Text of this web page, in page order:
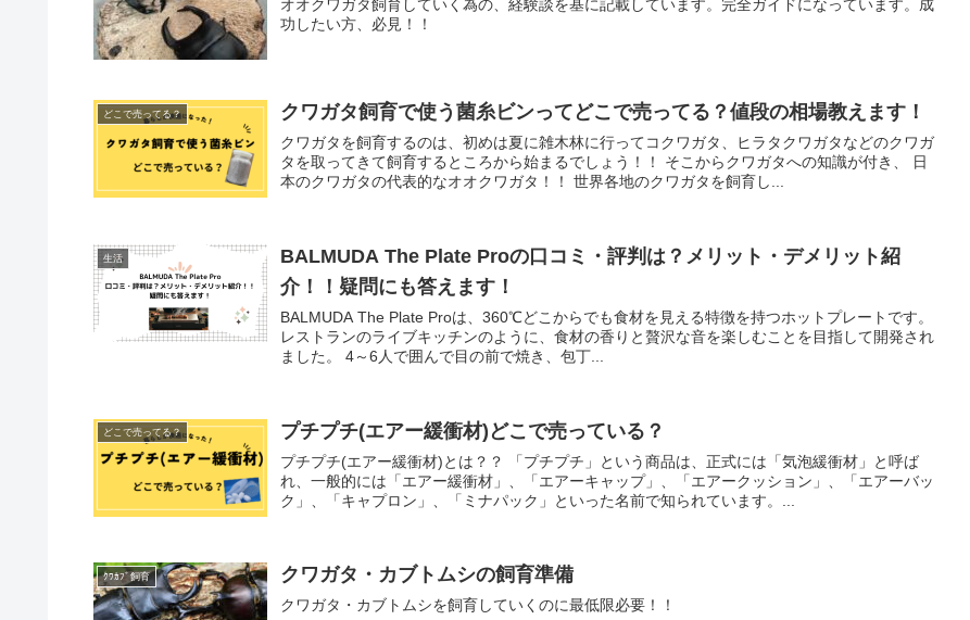
オオクワガタ飼育していく為の、経験談を基に記載しています。完全ガイドになっています。成
功したい方、必見！！
どこで売ってる？ クワガタ飼育で使う菌糸ビンってどこで売ってる？値段の相場教えます！
クワガタを飼育するのは、初めは夏に雑木林に行ってコクワガタ、ヒラタクワガタなどのクワガ
タを取ってきて飼育するところから始まるでしょう！！ そこからクワガタへの知識が付き、 日
本のクワガタの代表的なオオクワガタ！！ 世界各地のクワガタを飼育し...
生活
BALMUDA The Plate Proの口コミ・評判は？メリット・デメリット紹
介！！疑問にも答えます！
BALMUDA The Plate Proは、360℃どこからでも食材を見える特徴を持つホットプレートです。
レストランのライブキッチンのように、食材の香りと贅沢な音を楽しむことを目指して開発され
ました。 4～6人で囲んで目の前で焼き、包丁...
どこで売ってる？ プチプチ(エアー緩衝材)どこで売っている？
プチプチ(エアー緩衝材)とは？？ 「プチプチ」という商品は、正式には「気泡緩衝材」と呼ば
れ、一般的には「エアー緩衝材」、「エアーキャップ」、「エアークッション」、「エアーバッ
ク」、「キャプロン」、「ミナパック」といった名前で知られています。...
ｸﾜｶﾌﾞ飼育 クワガタ・カブトムシの飼育準備
クワガタ・カブトムシを飼育していくのに最低限必要！！